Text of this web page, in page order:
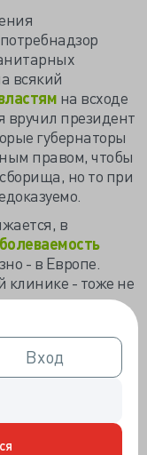
Вход
Вход
всякий
на всходе
президент
губернаторы
правом, чтобы
но то при
в
- в Европе.
клинике - тоже не
всплеску
по осени 2020,
5–6% до
между 6
тысячами.
: «Уже сейчас
по России